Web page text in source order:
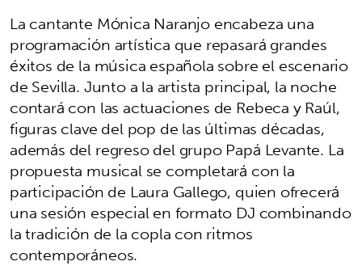
La cantante Mónica Naranjo encabeza una
programación artística que repasará grandes
éxitos de la música española sobre el escenario
de Sevilla. Junto a la artista principal, la noche
contará con las actuaciones de Rebeca y Raúl,
figuras clave del pop de las últimas décadas,
además del regreso del grupo Papá Levante. La
propuesta musical se completará con la
participación de Laura Gallego, quien ofrecerá
una sesión especial en formato DJ combinando
la tradición de la copla con ritmos
contemporáneos.